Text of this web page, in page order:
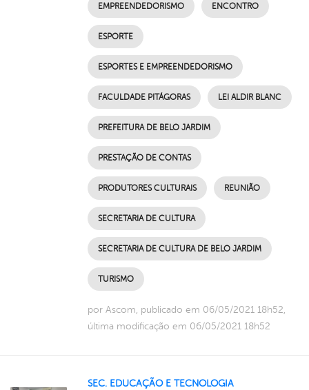
EMPREENDEDORISMO ENCONTRO
ESPORTE
ESPORTES E EMPREENDEDORISMO
FACULDADE PITÁGORAS LEI ALDIR BLANC
PREFEITURA DE BELO JARDIM
PRESTAÇÃO DE CONTAS
PRODUTORES CULTURAIS REUNIÃO
SECRETARIA DE CULTURA
SECRETARIA DE CULTURA DE BELO JARDIM
TURISMO
por Ascom, publicado em 06/05/2021 18h52,
última modificação em 06/05/2021 18h52
SEC. EDUCAÇÃO E TECNOLOGIA